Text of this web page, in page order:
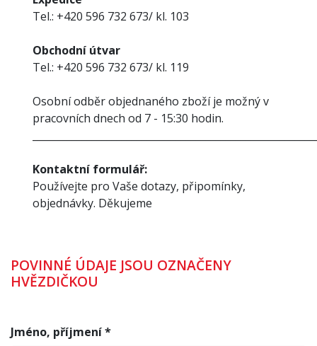
Tel.: +420 596 732 673/ kl. 103
Obchodní útvar
Tel.: +420 596 732 673/ kl. 119
Osobní odběr objednaného zboží je možný v
pracovních dnech od 7 - 15:30 hodin.
Kontaktní formulář:
Používejte pro Vaše dotazy, připomínky,
objednávky. Děkujeme
POVINNÉ ÚDAJE JSOU OZNAČENY
HVĚZDIČKOU
Jméno, příjmení *